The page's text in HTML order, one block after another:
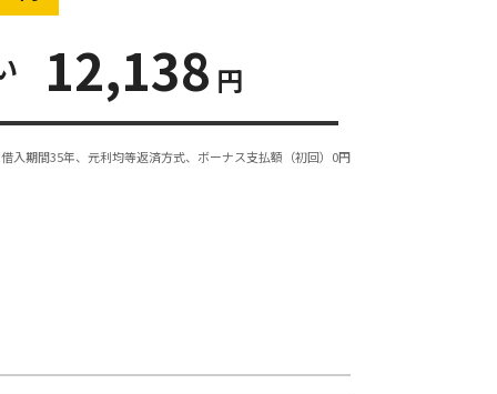
12,138 円
入期間35年、元利均等返済方式、ボーナス支払額（初回）0円